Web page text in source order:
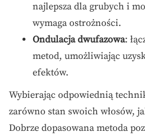
najlepsza dla grubych i
wymaga ostrożności.
Ondulacja dwufazowa:
metod, umożliwiając
efektów.
Wybierając odpowiednią
zarówno stan swoich włosów,
Dobrze dopasowana metoda